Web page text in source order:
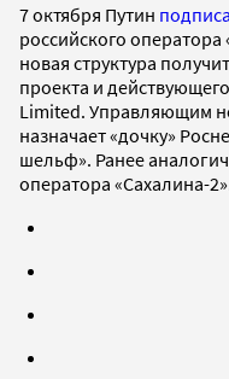
7 октября Путин
российского оператора
новая структура
проекта и
Limited. Управляющим
назначает «дочку»
шельф». Ранее
оператора «Сахалина-